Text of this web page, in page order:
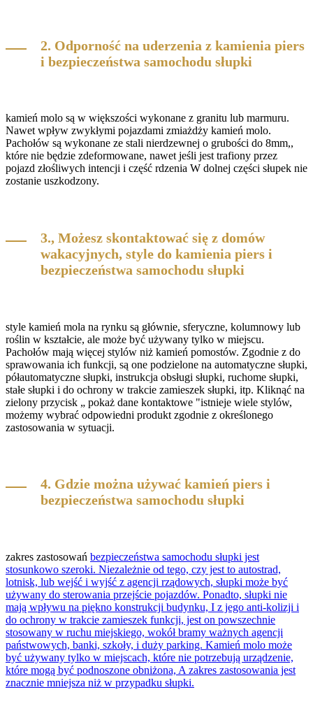
2. Odporność na uderzenia z kamienia piers
i bezpieczeństwa samochodu słupki
kamień molo są w większości wykonane z granitu lub marmuru.
Nawet wpływ zwykłymi pojazdami zmiażdży kamień molo.
Pachołów są wykonane ze stali nierdzewnej o grubości do 8mm,,
które nie będzie zdeformowane, nawet jeśli jest trafiony przez
pojazd złośliwych intencji i część rdzenia W dolnej części słupek nie
zostanie uszkodzony.
3., Możesz skontaktować się z domów
wakacyjnych, style do kamienia piers i
bezpieczeństwa samochodu słupki
style kamień mola na rynku są głównie, sferyczne, kolumnowy lub
roślin w kształcie, ale może być używany tylko w miejscu.
Pachołów mają więcej stylów niż kamień pomostów. Zgodnie z do
sprawowania ich funkcji, są one podzielone na automatyczne słupki,
półautomatyczne słupki, instrukcja obsługi słupki, ruchome słupki,
stałe słupki i do ochrony w trakcie zamieszek słupki, itp. Kliknąć na
zielony przycisk „ pokaż dane kontaktowe "istnieje wiele stylów,
możemy wybrać odpowiedni produkt zgodnie z określonego
zastosowania w sytuacji.
4. Gdzie można używać kamień piers i
bezpieczeństwa samochodu słupki
zakres zastosowań bezpieczeństwa samochodu słupki jest
stosunkowo szeroki. Niezależnie od tego, czy jest to autostrad,
lotnisk, lub wejść i wyjść z agencji rządowych, słupki może być
używany do sterowania przejście pojazdów. Ponadto, słupki nie
mają wpływu na piękno konstrukcji budynku, I z jego anti-kolizji i
do ochrony w trakcie zamieszek funkcji, jest on powszechnie
stosowany w ruchu miejskiego, wokół bramy ważnych agencji
państwowych, banki, szkoły, i duży parking. Kamień molo może
być używany tylko w miejscach, które nie potrzebują urządzenie,
które mogą być podnoszone obniżona, A zakres zastosowania jest
znacznie mniejsza niż w przypadku słupki.